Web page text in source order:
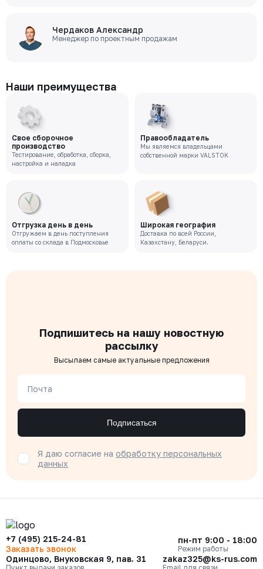
Чердаков Александр
Менеджер по проектным продажам
Наши преимущества
Свое сборочное
производство
Тестирование, обработка, сборка,
настройка и наладка
Правообладатель
Мы являемся владельцами
собственной марки VALSTOK
Отгрузка день в день
Отгружаем в день поступления
оплаты со склада в Подмосковье
Широкая география
Доставка по всей России,
Казахстану, Беларуси.
Подпишитесь на нашу новостную
рассылку
Высылаем самые актуальные предложения
Почта
Подписаться
Я даю согласие на обработку персональных
данных
+7 (495) 215-24-81
Заказать звонок
пн-пт 9:00 - 18:00
Режим работы
Одинцово, Внуковская 9, пав. 31 zakaz325@ks-rus.com